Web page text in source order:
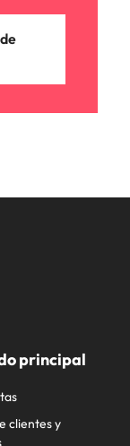
principal
clientes y